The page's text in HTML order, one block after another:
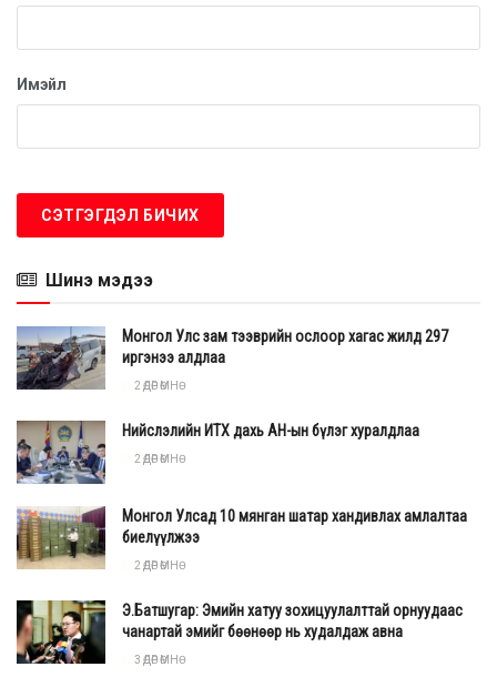
бүхий байгууллага, албан тушаалтанд хүргүүлж,
мөн 1017 иргэнд, 352 цагийн хүний эрхийн зөвлөгөө өгч
талаар мэдээллээ.
Имэйл
Шинэ мэдээ
Монгол Улс зам тээврийн ослоор хагас жилд 297
иргэнээ алдлаа
2 ӨДӨР ӨМНӨ
Нийслэлийн ИТХ дахь АН-ын бүлэг хуралдлаа
2 ӨДӨР ӨМНӨ
Монгол Улсад 10 мянган шатар хандивлах амлалтаа
биелүүлжээ
2 ӨДӨР ӨМНӨ
Э.Батшугар: Эмийн хатуу зохицуулалттай орнуудаас
чанартай эмийг бөөнөөр нь худалдаж авна
3 ӨДӨР ӨМНӨ